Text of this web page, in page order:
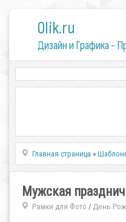
0lik.ru
Дизайн и Графика -
Главная страница »
Мужская
Рамки для Фото / День